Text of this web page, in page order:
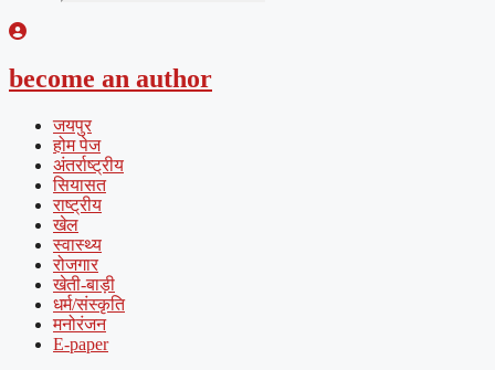
become an author
जयपुर
होम पेज
अंतर्राष्ट्रीय
सियासत
राष्ट्रीय
खेल
स्वास्थ्य
रोजगार
खेती-बाड़ी
धर्म/संस्कृति
मनोरंजन
E-paper